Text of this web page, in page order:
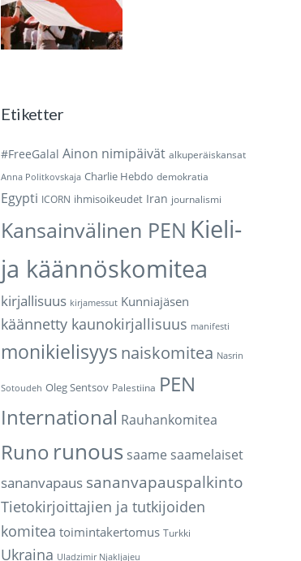
Etiketter
#FreeGalal Ainon nimipäivät alkuperäiskansat
Anna Politkovskaja Charlie Hebdo demokratia
Egypti ICORN ihmisoikeudet Iran journalismi
Kansainvälinen PEN Kieli-
ja käännöskomitea
kirjallisuus kirjamessut Kunniajäsen
käännetty kaunokirjallisuus manifesti
monikielisyys naiskomitea Nasrin
Sotoudeh Oleg Sentsov Palestiina PEN
International Rauhankomitea
Runo runous saame saamelaiset
sananvapaus sananvapauspalkinto
Tietokirjoittajien ja tutkijoiden
komitea toimintakertomus Turkki
Ukraina Uladzimir Njakljajeu